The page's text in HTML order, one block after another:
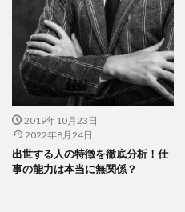
2019年10月23日
2022年8月24日
出世する人の特徴を徹底分析！仕
事の能力は本当に無関係？